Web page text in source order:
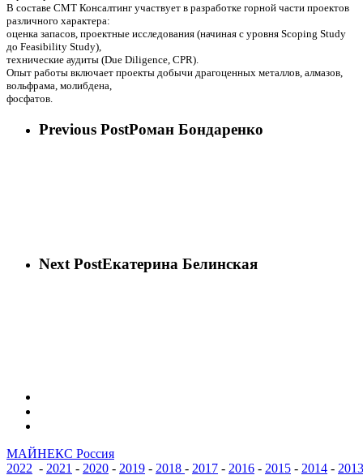
В составе СМТ Консалтинг участвует в разработке горной части проектов
различного характера:
оценка запасов, проектные исследования (начиная с уровня Scoping Study
до Feasibility Study),
технические аудиты (Due Diligence, CPR).
Опыт работы включает проекты добычи драгоценных металлов, алмазов,
вольфрама, молибдена,
фосфатов.
Previous PostРоман Бондаренко
Next PostЕкатерина Белинская
МАЙНЕКС Россия
2022 - 2021 - 2020 - 2019 - 2018 - 2017 - 2016 - 2015 - 2014 - 2013